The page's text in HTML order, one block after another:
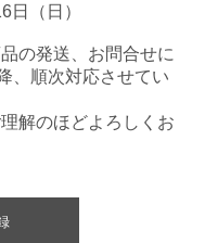
日（日）
の発送、お問合せに
、順次対応させてい
解のほどよろしくお